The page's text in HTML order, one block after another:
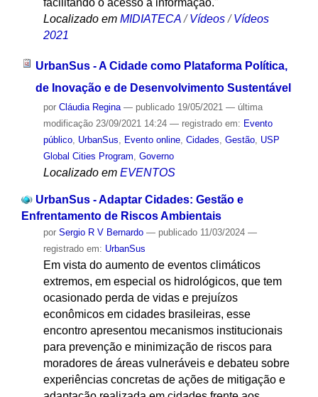
Localizado em MIDIATECA /Vídeos /Vídeos
2021
UrbanSus - A Cidade como Plataforma Política,
de Inovação e de Desenvolvimento Sustentável
por Cláudia Regina — publicado19/05/2021 — última
modificação23/09/2021 14:24 — registrado em: Evento
público, UrbanSus Evento online, Cidades Gestão, USP
Global Cities Program Governo
Localizado em EVENTOS
UrbanSus - Adaptar Cidades: Gestão e
Enfrentamento de Riscos Ambientais
por Sergio R V Bernardo — publicado11/03/2024 —
registrado em: UrbanSus
Em vista do aumento de eventos climáticos
extremos, em especial os hidrológicos, que tem
ocasionado perda de vidas e prejuízos
econômicos em cidades brasileiras, esse
encontro apresentou mecanismos institucionais
para prevenção e minimização de riscos para
moradores de áreas vulneráveis e debateu sobre
experiências concretas de ações de mitigação e